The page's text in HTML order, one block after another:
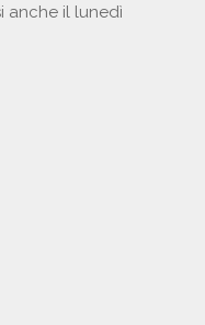
anche il lunedì